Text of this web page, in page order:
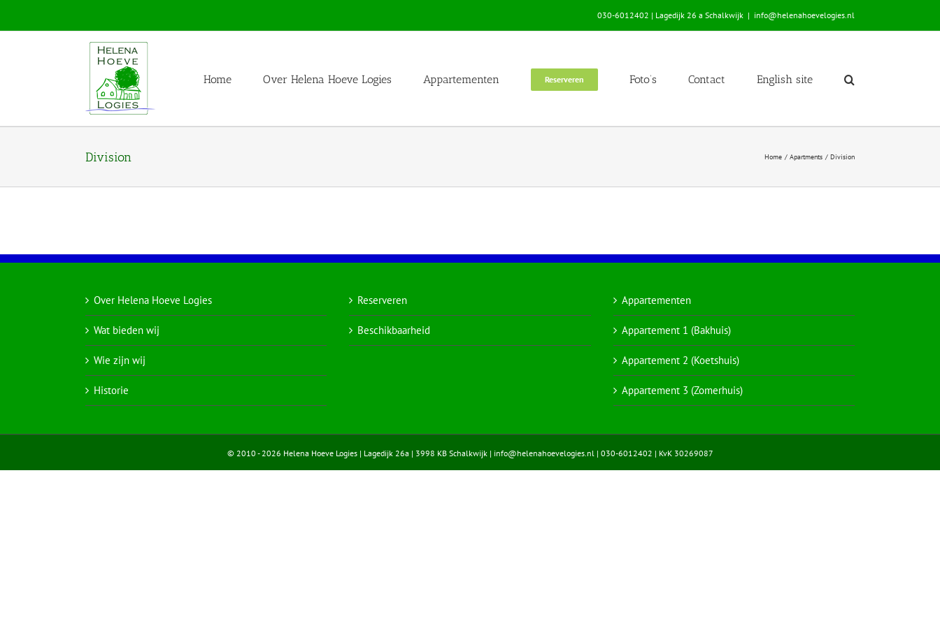
030-6012402 | Lagedijk 26 a Schalkwijk | info@helenahoevelogies.nl
Home Over Helena Hoeve Logies Appartementen Reserveren Foto’s Contact English site
Division Home Apartments Division
Over Helena Hoeve Logies
Wat bieden wij
Wie zijn wij
Historie
Reserveren
Beschikbaarheid
Appartementen
Appartement 1 (Bakhuis)
Appartement 2 (Koetshuis)
Appartement 3 (Zomerhuis)
© 2010 - 2026 Helena Hoeve Logies | Lagedijk 26a | 3998 KB Schalkwijk | info@helenahoevelogies.nl| 030-6012402 | KvK 30269087